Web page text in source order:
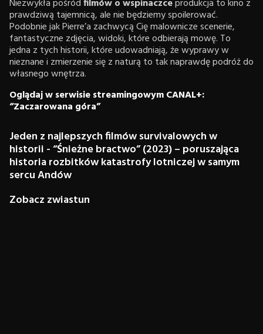
Niezwykła pośródfilmów o wspinaczceprodukcja to kino z
prawdziwą tajemnicą, ale nie będziemy spoilerować.
Podobnie jak Pierre’a zachwycą Cię malownicze scenerie,
fantastyczne zdjęcia, widoki, które odbierają mowę. To
jedna z tych historii, które udowadniają, że wyprawy w
nieznane i zmierzenie się z naturą to tak naprawdę podróż do
własnego wnętrza.
Oglądaj w serwisie streamingowym CANAL+:
“Zaczarowana góra”
Jeden z najlepszych filmów survivalowych w
historii - “Śnieżne bractwo” (2023) – poruszająca
historia rozbitków katastrofy lotniczej w samym
sercu Andów
Zobacz zwiastun